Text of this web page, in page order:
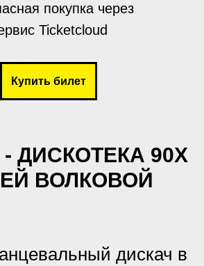
Купить билет
покупка через
Ticketcloud
ДИСКОТЕКА 90Х
ВОЛКОВОЙ
дискач в